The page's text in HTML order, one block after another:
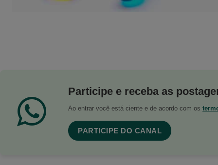
Participe e receba as
Ao entrar você está ciente e de acordo com os
PARTICIPE DO CANAL